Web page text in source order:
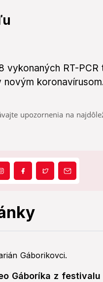
vykonaných RT-
novým
upozornenia na
Gáboríka z festivalu